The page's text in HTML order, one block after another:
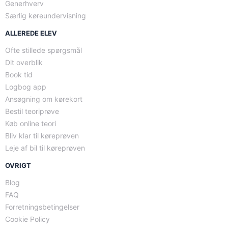
Generhverv
Særlig køreundervisning
ALLEREDE ELEV
Ofte stillede spørgsmål
Dit overblik
Book tid
Logbog app
Ansøgning om kørekort
Bestil teoriprøve
Køb online teori
Bliv klar til køreprøven
Leje af bil til køreprøven
OVRIGT
Blog
FAQ
Forretningsbetingelser
Cookie Policy